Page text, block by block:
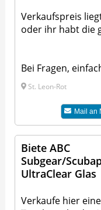
Verkaufspreis
oder ihr habt die
Bei Fragen,
St. Leon-Rot
Mail an
Biete ABC
Subgear/
UltraClear Glas
Verkaufe hier